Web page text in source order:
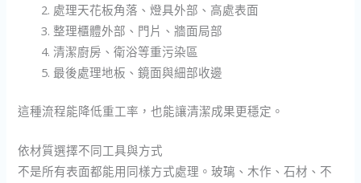
處理天花板角落、燈具外部、高處表面
整理櫃體外部、門片、牆面局部
清潔廚房、衛浴等重污染區
最後處理地板、鏡面與細部收邊
這種流程能降低重工率，也能讓清潔成果更穩定。
依材質選擇不同工具與方式
不是所有表面都能用同樣方式處理。玻璃、木作、石材、不